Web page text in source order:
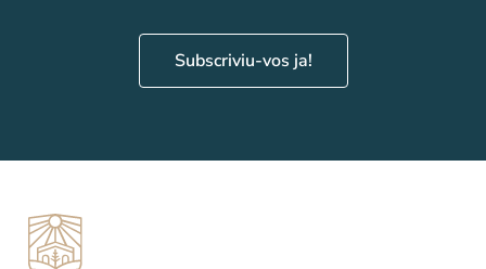
Subscriviu-vos ja!